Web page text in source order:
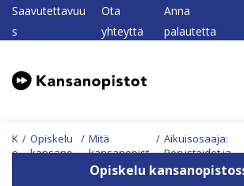
Saavutettavuu
s
Ota
yhteyttä
Anna
palautetta
K
o
/ Opiskelu
kansano
/ Mitä
kansanopist
ossa voi
opiskella?
/ Aikuisosaaja:
Perustaidot ja
työelämän
avaintaidot
Opiskelu